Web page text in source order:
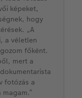
képeket,
hogy
„A
a véletlen
főként.
mert a
fotózás a